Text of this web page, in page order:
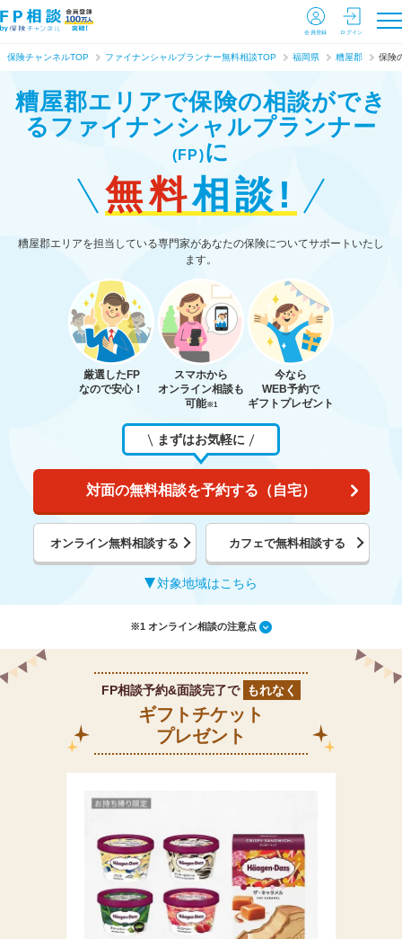
会員登録 ログイン
保険チャンネルTOP ファイナンシャルプランナー無料相談TOP 福岡県 糟屋郡 保険
糟屋郡エリアで保険の相談ができ
る ファイナンシャルプランナー
(FP)に
無料相談!
糟屋郡エリアを担当している専門家があなたの保険についてサポートいたし
ます。
厳選したFP
なので安心！
スマホから
オンライン相談も
可能※1
今なら
WEB予約で
ギフトプレゼント
まずはお気軽に
対面の無料相談を予約する（自宅）
オンライン無料相談する カフェで無料相談する
対象地域はこちら
※1 オンライン相談の注意点
FP相談予約&面談完了で もれなく
ギフトチケット
プレゼント